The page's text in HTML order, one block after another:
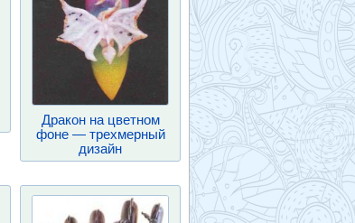
Дракон на цветном
фоне — трехмерный
дизайн